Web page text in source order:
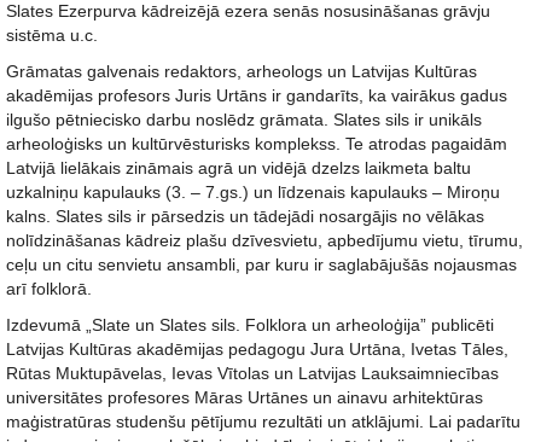
Slates Ezerpurva kādreizējā ezera senās nosusināšanas grāvju
sistēma u.c.
Grāmatas galvenais redaktors, arheologs un Latvijas Kultūras
akadēmijas profesors Juris Urtāns ir gandarīts, ka vairākus gadus
ilgušo pētniecisko darbu noslēdz grāmata. Slates sils ir unikāls
arheoloģisks un kultūrvēsturisks komplekss. Te atrodas pagaidām
Latvijā lielākais zināmais agrā un vidējā dzelzs laikmeta baltu
uzkalniņu kapulauks (3. – 7.gs.) un līdzenais kapulauks – Miroņu
kalns. Slates sils ir pārsedzis un tādejādi nosargājis no vēlākas
nolīdzināšanas kādreiz plašu dzīvesvietu, apbedījumu vietu, tīrumu,
ceļu un citu senvietu ansambli, par kuru ir saglabājušās nojausmas
arī folklorā.
Izdevumā „Slate un Slates sils. Folklora un arheoloģija” publicēti
Latvijas Kultūras akadēmijas pedagogu Jura Urtāna, Ivetas Tāles,
Rūtas Muktupāvelas, Ievas Vītolas un Latvijas Lauksaimniecības
universitātes profesores Māras Urtānes un ainavu arhitektūras
maģistratūras studenšu pētījumu rezultāti un atklājumi. Lai padarītu